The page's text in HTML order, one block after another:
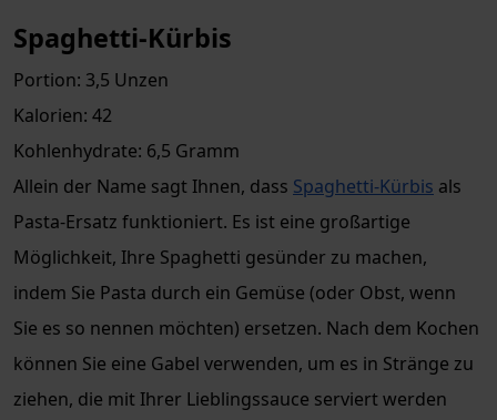
Spaghetti-Kürbis
Portion: 3,5 Unzen
Kalorien: 42
Kohlenhydrate: 6,5 Gramm
Allein der Name sagt Ihnen, dass Spaghetti-Kürbis als
Pasta-Ersatz funktioniert. Es ist eine großartige
Möglichkeit, Ihre Spaghetti gesünder zu machen,
indem Sie Pasta durch ein Gemüse (oder Obst, wenn
Sie es so nennen möchten) ersetzen. Nach dem Kochen
können Sie eine Gabel verwenden, um es in Stränge zu
ziehen, die mit Ihrer Lieblingssauce serviert werden